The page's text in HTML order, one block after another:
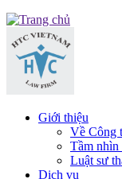
Giới thiệu
Về Công
Tầm nhìn
Luật sư
Dịch vụ